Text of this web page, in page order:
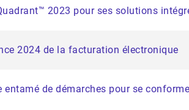
2023 pour ses solutions
2024 de la facturation électronique
entamé de démarches pour se